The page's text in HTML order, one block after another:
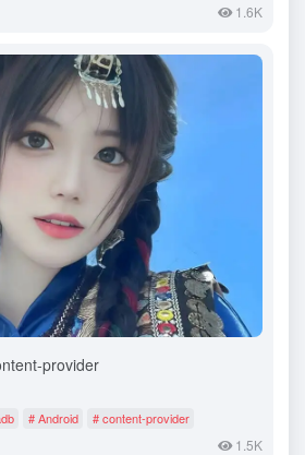
1.6K
provider
# Android # content-provider
1.5K